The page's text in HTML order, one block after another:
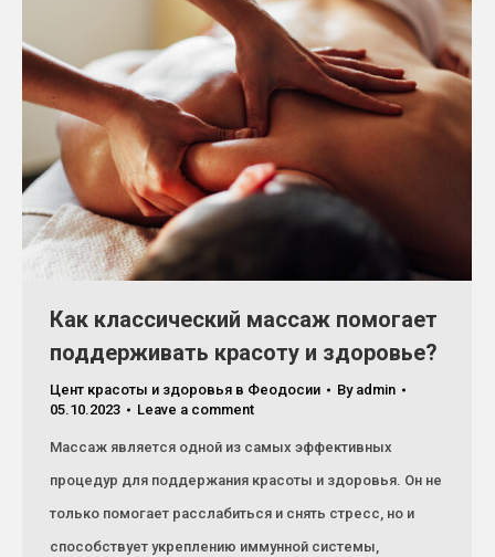
Как классический массаж помогает
поддерживать красоту и здоровье?
Цент красоты и здоровья в Феодосии By admin
05.10.2023
Leave a comment
Массаж является одной из самых эффективных
процедур для поддержания красоты и здоровья. Он не
только помогает расслабиться и снять стресс, но и
способствует укреплению иммунной системы,